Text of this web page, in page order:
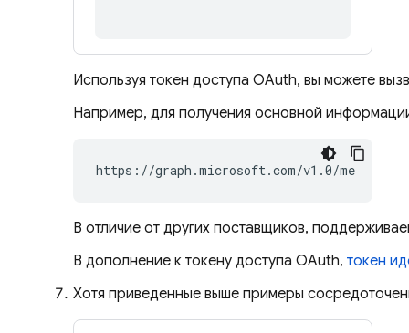
Используя токен доступа OAuth, вы можете
Например, для получения основной
https://graph.microsoft.com/v1.0/me
В отличие от других поставщиков,
В дополнение к токену доступа OAuth, токен
Хотя приведенные выше примеры